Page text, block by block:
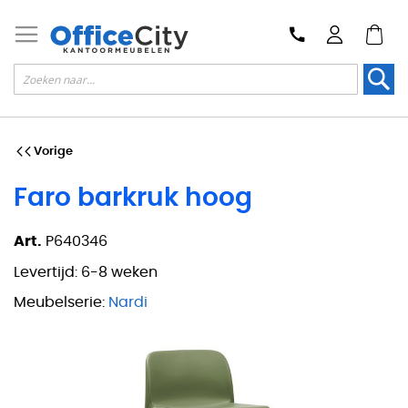
Faro barkruk hoog
Art. P640346
Levertijd: 6-8 weken
Meubelserie: Nardi
Vorige